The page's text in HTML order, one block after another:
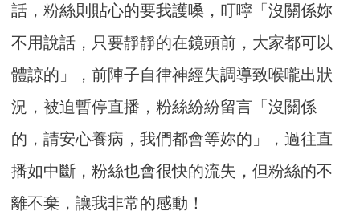
話，粉絲則貼心的要我護嗓，叮嚀「沒關係妳
不用說話，只要靜靜的在鏡頭前，大家都可以
體諒的」，前陣子自律神經失調導致喉嚨出狀
況，被迫暫停直播，粉絲紛紛留言「沒關係
的，請安心養病，我們都會等妳的」，過往直
播如中斷，粉絲也會很快的流失，但粉絲的不
離不棄，讓我非常的感動！